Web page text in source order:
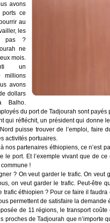
avons
ports ce
au
les
pas ?
ne
mois.
un
millions
avons
dollars
Balho.
du port de Tadjourah sont payés
qui réfléchit, un président qui donne
puisse trouver de l’emploi, faire
activités portuaires.
nos partenaires éthiopiens, ce n’est
le port. Et l’exemple vivant que de
!
? On veut garder le trafic. On
on veut garder le trafic. Peut-être
trafic éthiopien ? Pour ce faire il
permettent de satisfaire la
de 11 régions, le transport
proches de Tadjourah que n’importe